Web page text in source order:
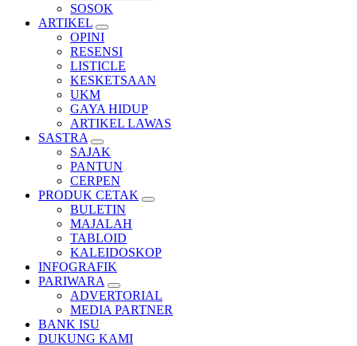
SOSOK
ARTIKEL
OPINI
RESENSI
LISTICLE
KESKETSAAN
UKM
GAYA HIDUP
ARTIKEL LAWAS
SASTRA
SAJAK
PANTUN
CERPEN
PRODUK CETAK
BULETIN
MAJALAH
TABLOID
KALEIDOSKOP
INFOGRAFIK
PARIWARA
ADVERTORIAL
MEDIA PARTNER
BANK ISU
DUKUNG KAMI